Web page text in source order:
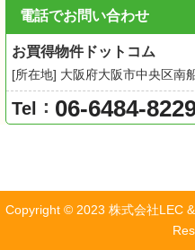
電話でお問い合わせ
お買得物件ドットコム
[所在地] 大阪府大阪市中央区南
Tel ： 06-6484-
Copyright © 2023 株式会社LEC